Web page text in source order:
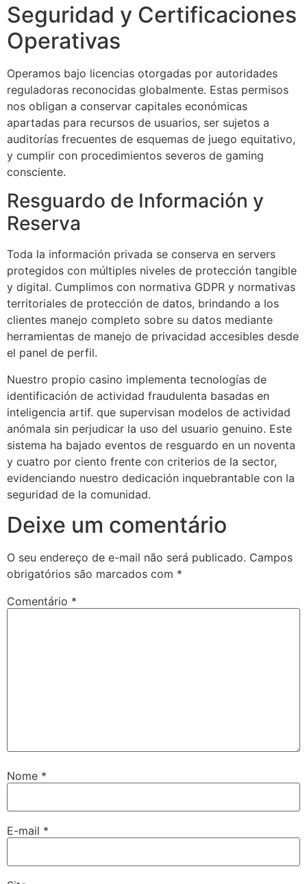
Seguridad y Certificaciones
Operativas
Operamos bajo licencias otorgadas por autoridades
reguladoras reconocidas globalmente. Estas permisos
nos obligan a conservar capitales económicas
apartadas para recursos de usuarios, ser sujetos a
auditorías frecuentes de esquemas de juego equitativo,
y cumplir con procedimientos severos de gaming
consciente.
Resguardo de Información y
Reserva
Toda la información privada se conserva en servers
protegidos con múltiples niveles de protección tangible
y digital. Cumplimos con normativa GDPR y normativas
territoriales de protección de datos, brindando a los
clientes manejo completo sobre su datos mediante
herramientas de manejo de privacidad accesibles desde
el panel de perfil.
Nuestro propio casino implementa tecnologías de
identificación de actividad fraudulenta basadas en
inteligencia artif. que supervisan modelos de actividad
anómala sin perjudicar la uso del usuario genuino. Este
sistema ha bajado eventos de resguardo en un noventa
y cuatro por ciento frente con criterios de la sector,
evidenciando nuestro dedicación inquebrantable con la
seguridad de la comunidad.
Deixe um comentário
O seu endereço de e-mail não será publicado. Campos
obrigatórios são marcados com *
Comentário *
Nome *
E-mail *